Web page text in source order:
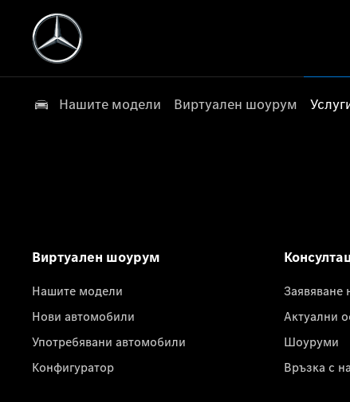
Нашите модели Виртуален шоурум
Виртуален шоурум
Нашите модели
Нови автомобили
Употребявани автомобили
Конфигуратор
Заявяване
Актуални
Шоуруми
Връзка с